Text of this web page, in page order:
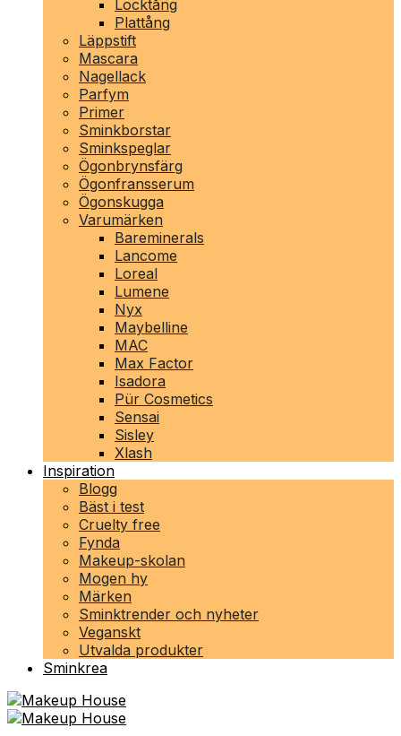
Locktång
Plattång
Läppstift
Mascara
Nagellack
Parfym
Primer
Sminkborstar
Sminkspeglar
Ögonbrynsfärg
Ögonfransserum
Ögonskugga
Varumärken
Bareminerals
Lancome
Loreal
Lumene
Nyx
Maybelline
MAC
Max Factor
Isadora
Pür Cosmetics
Sensai
Sisley
Xlash
Inspiration
Blogg
Bäst i test
Cruelty free
Fynda
Makeup-skolan
Mogen hy
Märken
Sminktrender och nyheter
Veganskt
Utvalda produkter
Sminkrea